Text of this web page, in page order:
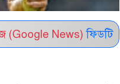
(Google News) ফিডটি